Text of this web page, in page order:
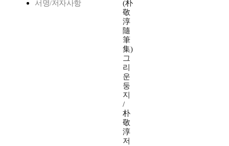
서명/저자사항
(朴
敬
淳
隨
筆
集)
그
리
운
둥
지
/
朴
敬
淳
저